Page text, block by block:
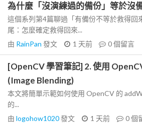
為什麼「沒演練過的備份」等於沒
這個系列第4篇聊過「有備份不等於救得回
尾：怎麼確定救得回來...
由 RainPan 發文 1 天前 0個留言
[OpenCV 學習筆記] 2. 使用
(Image Blending)
本文將簡單示範如何使用 OpenCV 的
的...
由 logohow1020發文 1 天前 0個